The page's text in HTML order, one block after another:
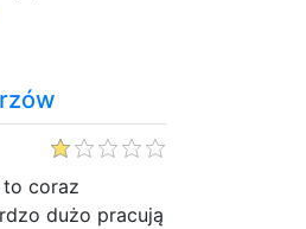
coraz
dużo pracują